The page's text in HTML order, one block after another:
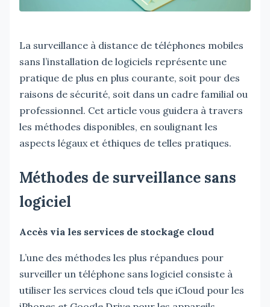
La surveillance à distance de téléphones mobiles
sans l’installation de logiciels représente une
pratique de plus en plus courante, soit pour des
raisons de sécurité, soit dans un cadre familial ou
professionnel. Cet article vous guidera à travers
les méthodes disponibles, en soulignant les
aspects légaux et éthiques de telles pratiques.
Méthodes de surveillance sans
logiciel
Accès via les services de stockage cloud
L’une des méthodes les plus répandues pour
surveiller un téléphone sans logiciel consiste à
utiliser les services cloud tels que iCloud pour les